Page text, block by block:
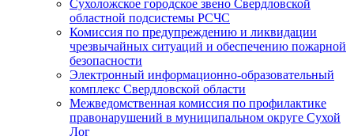
Сухоложское городское звено Свердловской
областной подсистемы РСЧС
Комиссия по предупреждению и ликвидации
чрезвычайных ситуаций и обеспечению пожарной
безопасности
Электронный информационно-образовательный
комплекс Cвердловской области
Межведомственная комиссия по профилактике
правонарушений в муниципальном округе Сухой
Лог